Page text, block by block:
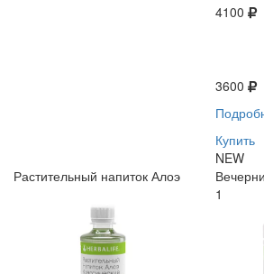
4100
3600
Купить
NEW
Растительный напиток Алоэ
1